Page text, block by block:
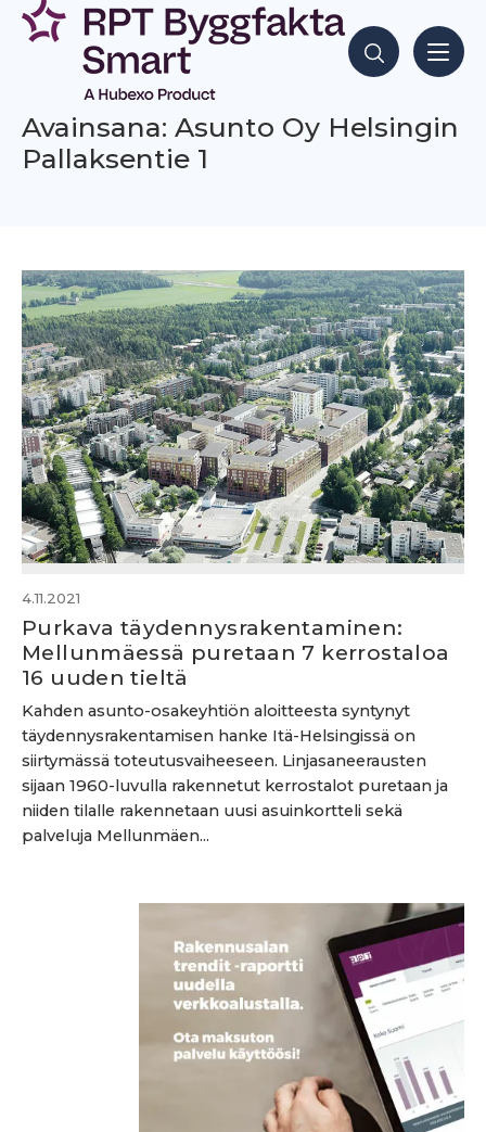
Siirry
sisältöön
Hae sisältöjä
Avainsana: Asunto Oy Helsingin
Pallaksentie 1
4.11.2021
Purkava täydennysrakentaminen:
Mellunmäessä puretaan 7 kerrostaloa
16 uuden tieltä
Kahden asunto-osakeyhtiön aloitteesta syntynyt
täydennysrakentamisen hanke Itä-Helsingissä on
siirtymässä toteutusvaiheeseen. Linjasaneerausten
sijaan 1960-luvulla rakennetut kerrostalot puretaan ja
niiden tilalle rakennetaan uusi asuinkortteli sekä
palveluja Mellunmäen...